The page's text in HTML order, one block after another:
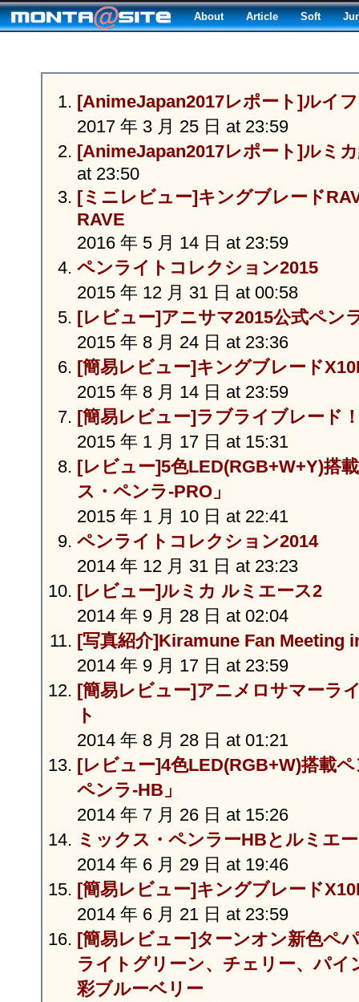
About Article Soft
[AnimeJapan2017レポート]ルイ
2017 年 3 月 25 日 at 23:59
[AnimeJapan2017レポート]ルミ
at 23:50
[ミニレビュー]キングブレード
RAVE
2016 年 5 月 14 日 at 23:59
ペンライトコレクション2015
2015 年 12 月 31 日 at 00:58
[レビュー]アニサマ2015公式ペン
2015 年 8 月 24 日 at 23:36
[簡易レビュー]キングブレード
2015 年 8 月 14 日 at 23:59
[簡易レビュー]ラブライブレード
2015 年 1 月 17 日 at 15:31
[レビュー]5色LED(RGB+W+Y)搭
ス・ペンラ-PRO」
2015 年 1 月 10 日 at 22:41
ペンライトコレクション2014
2014 年 12 月 31 日 at 23:23
[レビュー]ルミカ ルミエース2
2014 年 9 月 28 日 at 02:04
[写真紹介]Kiramune Fan Meeting
2014 年 9 月 17 日 at 23:59
[簡易レビュー]アニメロサマーラ
ト
2014 年 8 月 28 日 at 01:21
[レビュー]4色LED(RGB+W)搭載
ペンラ-HB」
2014 年 7 月 26 日 at 15:26
ミックス・ペンラーHBとルミエ
2014 年 6 月 29 日 at 19:46
[簡易レビュー]キングブレード
2014 年 6 月 21 日 at 23:59
[簡易レビュー]ターンオン新色ペ
ライトグリーン、チェリー、パイ
彩ブルーベリー